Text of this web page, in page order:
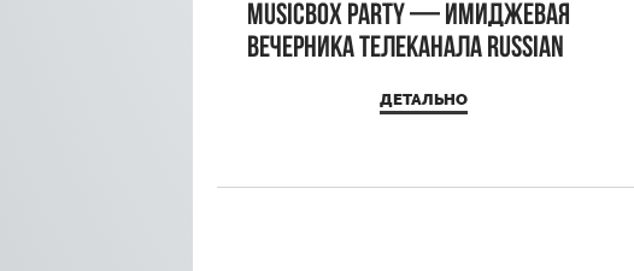
MUSICBOX PARTY — имиджевая
вечерника телеканала RUSSIAN
ДЕТАЛЬНО